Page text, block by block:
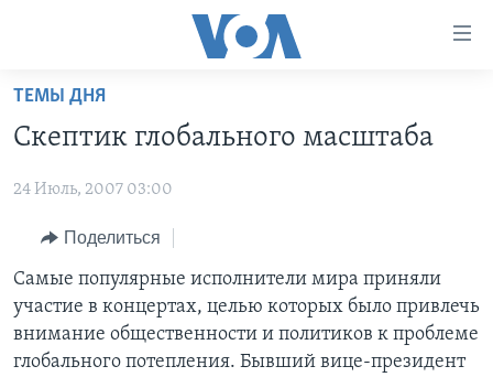
Перейти
основной
Перейти
навигации
Перейти
поиск
АМЕРИКА
НОВОСТИ ЗА МИНУТУ
ИТОГИ
ПОЧЕМУ ЭТО ВАЖНО?
ДИСКУССИЯ VOA
ПРОЕКТЫ
УЧИМ АНГЛИЙСКИЙ
НАША АМЕРИКАНСКАЯ ИСТОРИЯ
А КАК В АМЕРИКЕ?
АРТЕФАКТЫ
ЭКСПЕРТИЗА
ИНТЕРВЬЮ
ФАКТЫ ПРОТИВ ФЕЙКОВ
ЗА СВОБОДУ ПРЕССЫ
ТЕМЫ ДНЯ
Скептик глобального масштаба
24 Июль, 2007 03:00
Поделиться
Самые популярные исполнители мира приняли
участие в концертах, целью которых было привлечь
внимание общественности и политиков к проблеме
глобального потепления. Бывший вице-президент